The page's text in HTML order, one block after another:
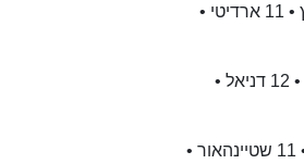
1 הנפלד • 2 פליישר • 3 אלימלך • 4 בארמור • 5 אמסלם • 6 גורדון • 7 שטיינהאור • ‏8‏ ‏שפר‏‏ •‏ 9 ג'מצ'י • 10 כץ • 11 ארדיטי •
1 הנפלד • 2 פליישר • 3 גודס • 4 ליף • 5 כהן • 6 גורדון • 7 מוכתרי • ‏8‏ ‏שפר‏‏ •‏ 9 ג'מצ'י • 10 בלול • 11 ארדיטי • 12 דניאל •
1 הנפלד • 2 ארדיטי • 3 תורג'מן • 4 מוכתרי • 5 ברנסלי • 6 אהרוני • 7 קטש • ‏8‏ ‏שפר‏‏ •‏ 9 שלף • 10 כהן-מינץ • 11 שטיינהאור •